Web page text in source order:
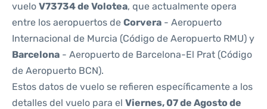
vuelo V73734 de Volotea, que actualmente opera
entre los aeropuertos de Corvera - Aeropuerto
Internacional de Murcia (Código de Aeropuerto RMU) y
Barcelona - Aeropuerto de Barcelona-El Prat (Código
de Aeropuerto BCN).
Estos datos de vuelo se refieren específicamente a los
detalles del vuelo para el Viernes, 07 de Agosto de